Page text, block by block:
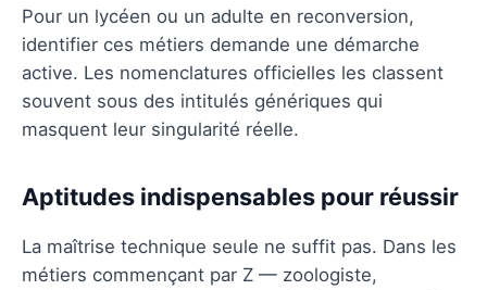
Pour un lycéen ou un adulte en reconversion,
identifier ces métiers demande une démarche
active. Les nomenclatures officielles les classent
souvent sous des intitulés génériques qui
masquent leur singularité réelle.
Aptitudes indispensables pour réussir
La maîtrise technique seule ne suffit pas. Dans les
métiers commençant par Z — zoologiste,